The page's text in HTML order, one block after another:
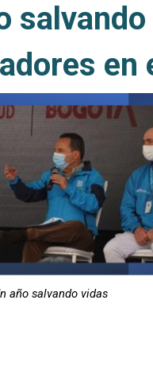
en
año salvando vidas